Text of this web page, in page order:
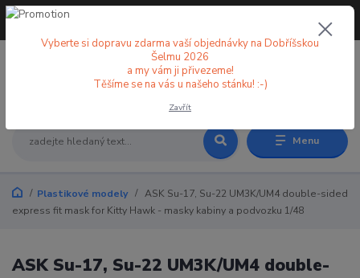
Menu
+420 773 998 582
Plastikové modely
ASK Su-17, Su-22 UM3K/UM4 double-sided
express fit mask for Kitty Hawk - masky kabiny a podvozku 1/48
ASK Su-17, Su-22 UM3K/UM4 double-
Vyberte si dopravu zdarma vaší objednávky na Dobříšskou
Šelmu 2026
a my vám ji přivezeme!
Těšíme se na vás u našeho stánku! :-)
Zavřít